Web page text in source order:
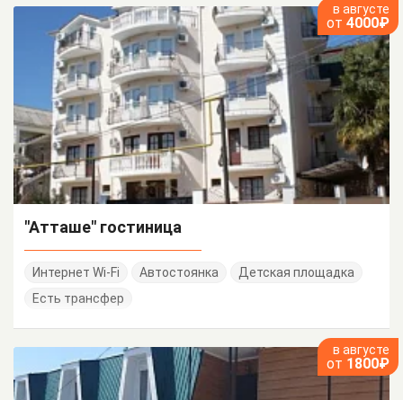
в августе
от 4000₽
"Атташе" гостиница
Интернет Wi-Fi Автостоянка
Детская площадка
Есть трансфер
в августе
от 1800₽